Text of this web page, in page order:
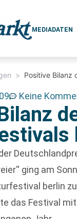
MEDIADATEN
> Positive Bilanz
Keine
ging am
berlin
das Festival